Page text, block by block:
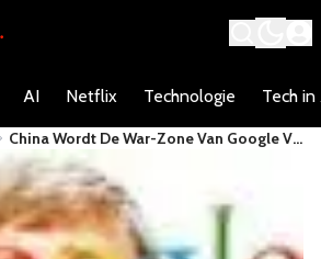
AI Netflix Technologie Tech in
China Wordt De War-Zone Van Google Vs
Microsoft